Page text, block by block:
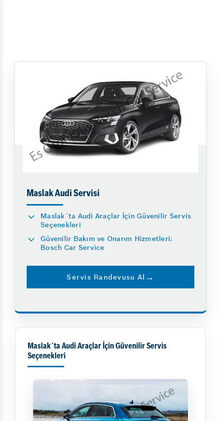
Maslak Audi Servisi
Maslak´ta Audi Araçlar İçin Güvenilir Servis
Seçenekleri
Güvenilir Bakım ve Onarım Hizmetleri:
Bosch Car Service
Servis Randevusu Al
Maslak´ta Audi Araçlar İçin Güvenilir Servis
Seçenekleri